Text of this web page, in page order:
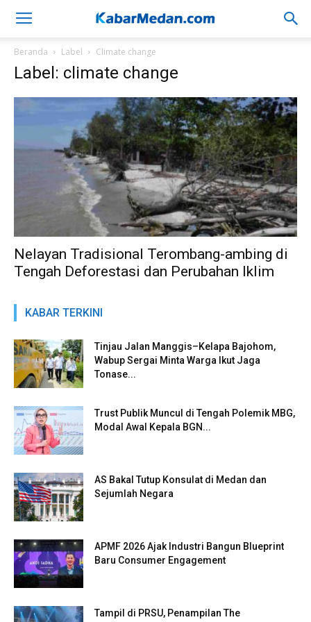
Beranda Label Climate change
Label: climate change
Nelayan Tradisional Terombang-ambing di
Tengah Deforestasi dan Perubahan Iklim
KABAR TERKINI
Tinjau Jalan Manggis–Kelapa Bajohom,
Wabup Sergai Minta Warga Ikut Jaga
Tonase...
Trust Publik Muncul di Tengah Polemik MBG,
Modal Awal Kepala BGN...
AS Bakal Tutup Konsulat di Medan dan
Sejumlah Negara
APMF 2026 Ajak Industri Bangun Blueprint
Baru Consumer Engagement
Tampil di PRSU, Penampilan The